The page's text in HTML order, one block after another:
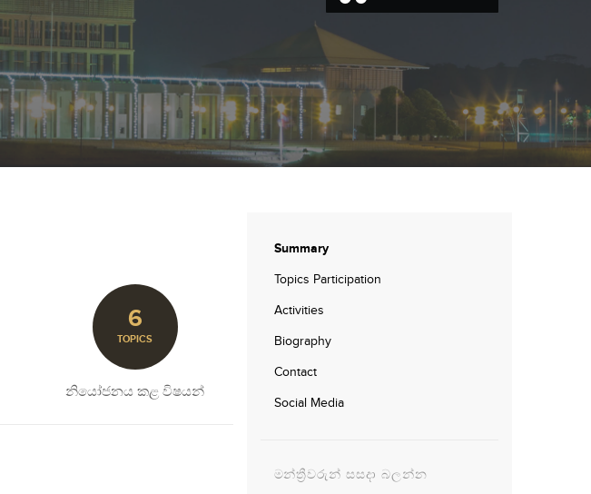
6
TOPICS
නියෝජනය කළ විෂයන්
Summary
Topics Participation
Activities
Biography
Contact
Social Media
මන්ත්‍රීවරුන් සසදා බලන්න